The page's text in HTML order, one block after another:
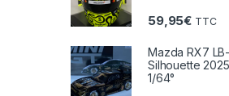
59,95€ TTC
Mazda RX7
Silhouette
1/64°